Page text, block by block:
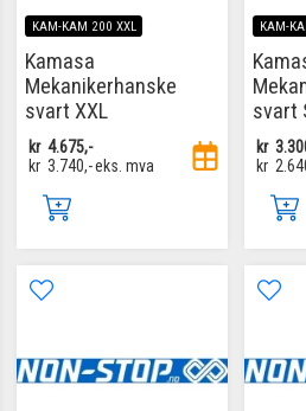
KAM-KAM 200 XXL
Kamasa
Mekanikerhanske
svart XXL
kr 4.675,-
kr 3.740,-eks. mva
KAM-
svart
kr
kr